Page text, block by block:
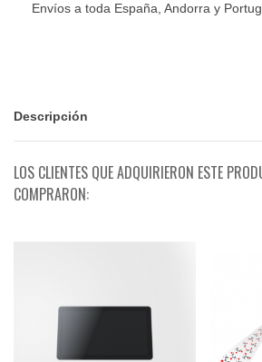
Envíos a toda España, Andorra y
Descripción
LOS CLIENTES QUE ADQUIRIERON ESTE
COMPRARON: